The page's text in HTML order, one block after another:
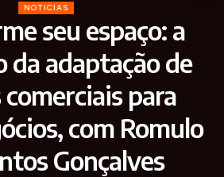
NOTICIAS
seu espaço: a
da adaptação de
para
com Romulo
Gonçalves